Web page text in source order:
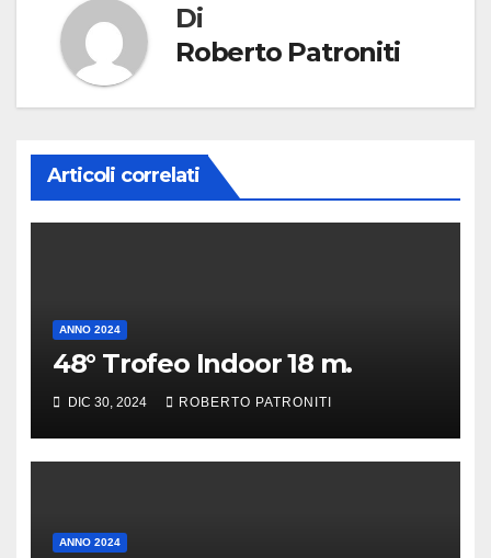
Di
Roberto Patroniti
Articoli correlati
ANNO 2024
48° Trofeo Indoor 18 m.
DIC 30, 2024 ROBERTO PATRONITI
ANNO 2024